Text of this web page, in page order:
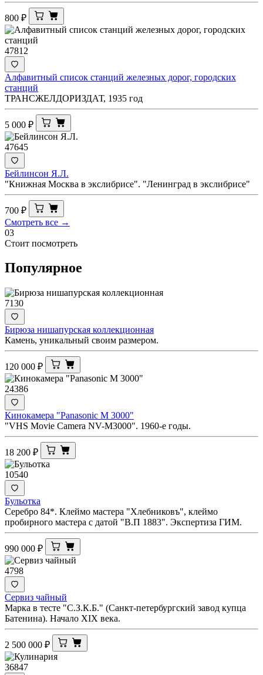
800 ₽
47812
Алфавитный список станций железных дорог, городских
станций
ТРАНСЖЕЛДОРИЗДАТ, 1935 год
5 000 ₽
47645
Бейлинсон Я.Л.
"Книжная Москва в экслибрисе". "Ленинград в экслибрисе"
700 ₽
Смотреть все →
03
Стоит посмотреть
Популярное
7130
Бирюза нишапурская коллекционная
Камень, уникальный своим размером.
120 000 ₽
24386
Кинокамера "Panasonic M 3000"
"VHS Movie Camera NV-M3000". 1960-е годы.
18 200 ₽
10540
Бульотка
Серебро 84*. Клеймо мастера "Хлебниковъ", клеймо
пробирного мастера с датой "В.П 1883". Экспертиза ГИМ.
990 000 ₽
4798
Сервиз чайный
Марка в тесте "С.З.К.Б." (Санкт-петербургский завод купца
Батенина). Начало XIX века.
2 500 000 ₽
36847